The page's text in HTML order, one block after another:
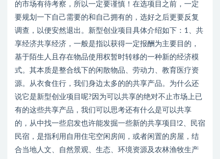
的市场有待考察，所以一定要谨慎！在选项目之前，一定
要规划一下自己需要的和自己拥有的，选好之后更要反复
调查，以便安然退出。新型创业项目具体介绍如下：1、共
享经济共享经济，一般是指以获得一定报酬为主要目的，
基于陌生人且存在物品使用权暂时转移的一种新的经济模
式。其本质是整合线下的闲散物品、劳动力、教育医疗资
源。从衣食住行，我们身边太多的的共享产品。为什么还
说它是新型创业项目呢?因为可以共享的绝对不止市场上已
有的这些共享产品，我们可以思考还有什么是可以共享
的，从中找一些启发也许能发掘一些新的共享项目!2、民宿
民宿，是指利用自用住宅空闲房间，或者闲置的房屋，结
合当地人文、自然景观、生态、环境资源及农林渔牧生产